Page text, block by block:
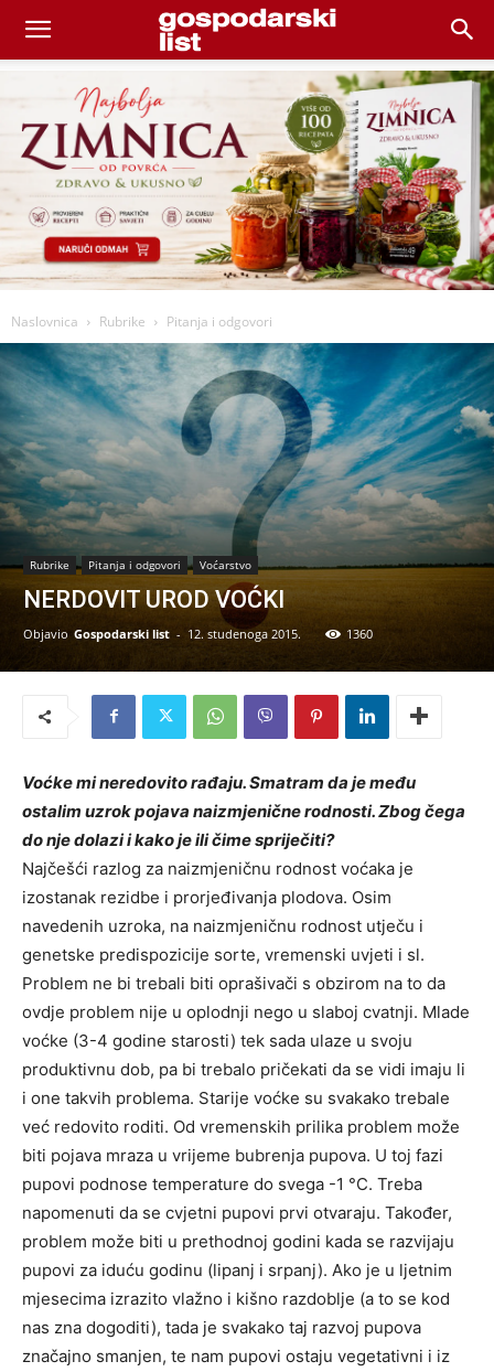
Naslovnica Rubrike Pitanja i odgovori
Rubrike Pitanja i odgovori Voćarstvo
NERDOVIT UROD VOĆKI
Objavio Gospodarski list - 12. studenoga 2015. 1360
Voćke mi neredovito rađaju. Smatram da je među
ostalim uzrok pojava naizmjenične rodnosti. Zbog čega
do nje dolazi i kako je ili čime spriječiti?
Najčešći razlog za naizmjeničnu rodnost voćaka je
izostanak rezidbe i prorjeđivanja plodova. Osim
navedenih uzroka, na naizmjeničnu rodnost utječu i
genetske predispozicije sorte, vremenski uvjeti i sl.
Problem ne bi trebali biti oprašivači s obzirom na to da
ovdje problem nije u oplodnji nego u slaboj cvatnji. Mlade
voćke (3-4 godine starosti) tek sada ulaze u svoju
produktivnu dob, pa bi trebalo pričekati da se vidi imaju li
i one takvih problema. Starije voćke su svakako trebale
već redovito roditi. Od vremenskih prilika problem može
biti pojava mraza u vrijeme bubrenja pupova. U toj fazi
pupovi podnose temperature do svega -1 °C. Treba
napomenuti da se cvjetni pupovi prvi otvaraju. Također,
problem može biti u prethodnoj godini kada se razvijaju
pupovi za iduću godinu (lipanj i srpanj). Ako je u ljetnim
mjesecima izrazito vlažno i kišno razdoblje (a to se kod
nas zna dogoditi), tada je svakako taj razvoj pupova
značajno smanjen, te nam pupovi ostaju vegetativni i iz